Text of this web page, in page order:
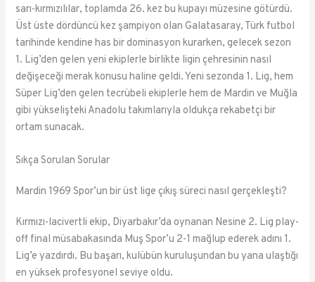
sarı-kırmızılılar, toplamda 26. kez bu kupayı müzesine götürdü.
Üst üste dördüncü kez şampiyon olan Galatasaray, Türk futbol
tarihinde kendine has bir dominasyon kurarken, gelecek sezon
1. Lig’den gelen yeni ekiplerle birlikte ligin çehresinin nasıl
değişeceği merak konusu haline geldi. Yeni sezonda 1. Lig, hem
Süper Lig’den gelen tecrübeli ekiplerle hem de Mardin ve Muğla
gibi yükselişteki Anadolu takımlarıyla oldukça rekabetçi bir
ortam sunacak.
Sıkça Sorulan Sorular
Mardin 1969 Spor’un bir üst lige çıkış süreci nasıl gerçekleşti?
Kırmızı-lacivertli ekip, Diyarbakır’da oynanan Nesine 2. Lig play-
off final müsabakasında Muş Spor’u 2-1 mağlup ederek adını 1.
Lig’e yazdırdı. Bu başarı, kulübün kuruluşundan bu yana ulaştığı
en yüksek profesyonel seviye oldu.